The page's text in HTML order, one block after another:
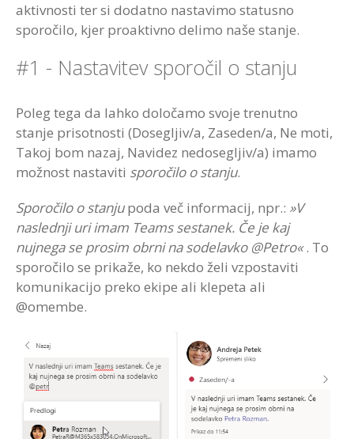
aktivnosti ter si dodatno nastavimo statusno
sporočilo, kjer proaktivno delimo naše stanje.
#1 - Nastavitev sporočil o stanju
Poleg tega da lahko določamo svoje trenutno
stanje prisotnosti (Dosegljiv/a, Zaseden/a, Ne moti,
Takoj bom nazaj, Navidez nedosegljiv/a) imamo
možnost nastaviti sporočilo o stanju.
Sporočilo o stanjupoda več informacij, npr.: »V
naslednji uri imam Teams sestanek. Če je kaj
nujnega se prosim obrni na sodelavko @Petro«. To
sporočilo se prikaže, ko nekdo želi vzpostaviti
komunikacijo preko ekipe ali klepeta ali
@omembe.